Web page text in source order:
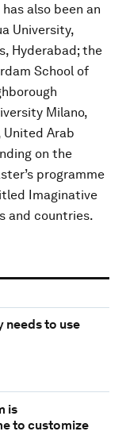
also been an
University,
Hyderabad; the
School of
Milano,
Arab
on the
programme
Imaginative
and countries.
needs to use
is
to customize